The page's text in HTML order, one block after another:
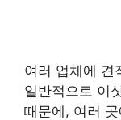
여러 업체에 견
일반적으로 이
때문에, 여러